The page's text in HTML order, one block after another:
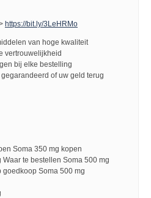
https://bit.ly/3LeHRMo
van hoge kwaliteit
vertrouwelijkheid
bij elke bestelling
of uw geld terug
Soma 350 mg kopen
te bestellen Soma 500 mg
Soma 500 mg